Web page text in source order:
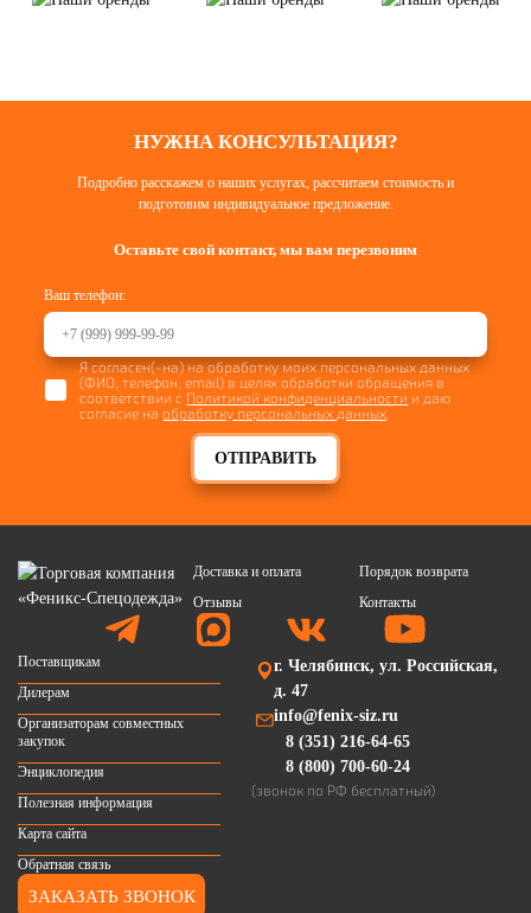
НУЖНА КОНСУЛЬТАЦИЯ?
Подробно расскажем о наших услугах, рассчитаем стоимость и
подготовим индивидуальное предложение.
Оставьте свой контакт, мы вам перезвоним
Ваш телефон:
ОТПРАВИТЬ
Я согласен(-на) на обработку моих персональных данных
(ФИО, телефон, email) в целях обработки обращения в
соответствии с Политикой конфиденциальности и даю
согласие наобработку персональных данных
Доставка и оплата
Порядок возврата
Отзывы
Контакты
Поставщикам
Дилерам
Организаторам совместных
закупок
Энциклопедия
Полезная информация
Карта сайта
Обратная связь
г. Челябинск, ул. Российская,
д. 47
info@fenix-siz.ru
8 (351) 216-64-65
8 (800) 700-60-24
(звонок по РФ бесплатный)
ЗАКАЗАТЬ ЗВОНОК